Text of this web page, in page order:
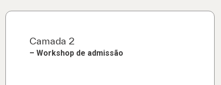
Camada 2
– Workshop de admissão